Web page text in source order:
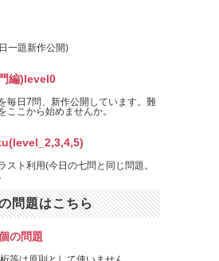
一題新作公開)
編)level0
毎日7問、新作公開しています。難
ここから始めませんか。
スト利用(今日の七問と同じ問題。
問題はこちら
の問題